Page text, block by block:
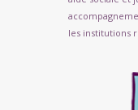
les institutions